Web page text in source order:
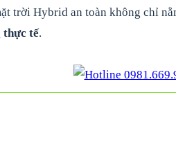
trời Hybrid an toàn không chỉ
thực tế.